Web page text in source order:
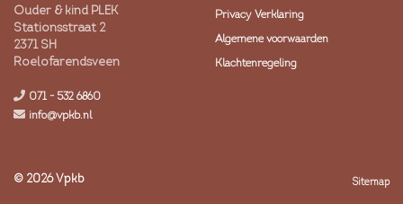
Ouder & kind PLEK
Stationsstraat 2
2371 SH
Roelofarendsveen
071 - 532 6860
info@vpkb.nl
Privacy Verklaring
Algemene voorwaarden
Klachtenregeling
© 2026 Vpkb Sitemap